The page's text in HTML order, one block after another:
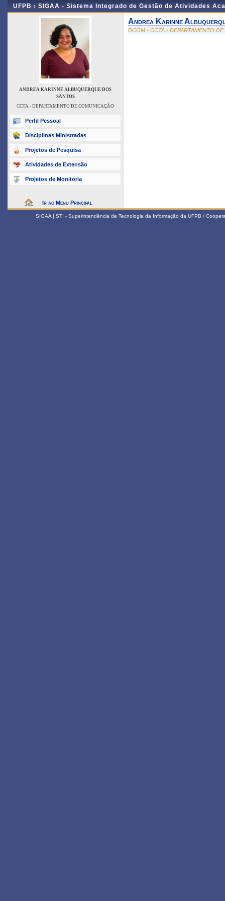
UFPB › SIGAA - Sistema Integrado de Gestão de Atividades
ANDREA KARINNE ALBUQUERQUE DOS
SANTOS
CCTA - DEPARTAMENTO DE COMUNICAÇÃO
Perfil Pessoal
Disciplinas Ministradas
Projetos de Pesquisa
Atividades de Extensão
Projetos de Monitoria
Ir ao Menu Principal
Andrea Karinne
DCOM - CCTA - DEPARTAMENTO
SIGAA | STI - Superintendência de Tecnologia da Informação da UFPB /